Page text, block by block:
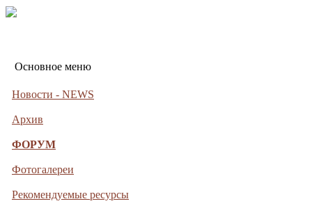
Основное меню
Новости - NEWS
Архив
ФОРУМ
Фотогалереи
Рекомендуемые ресурсы